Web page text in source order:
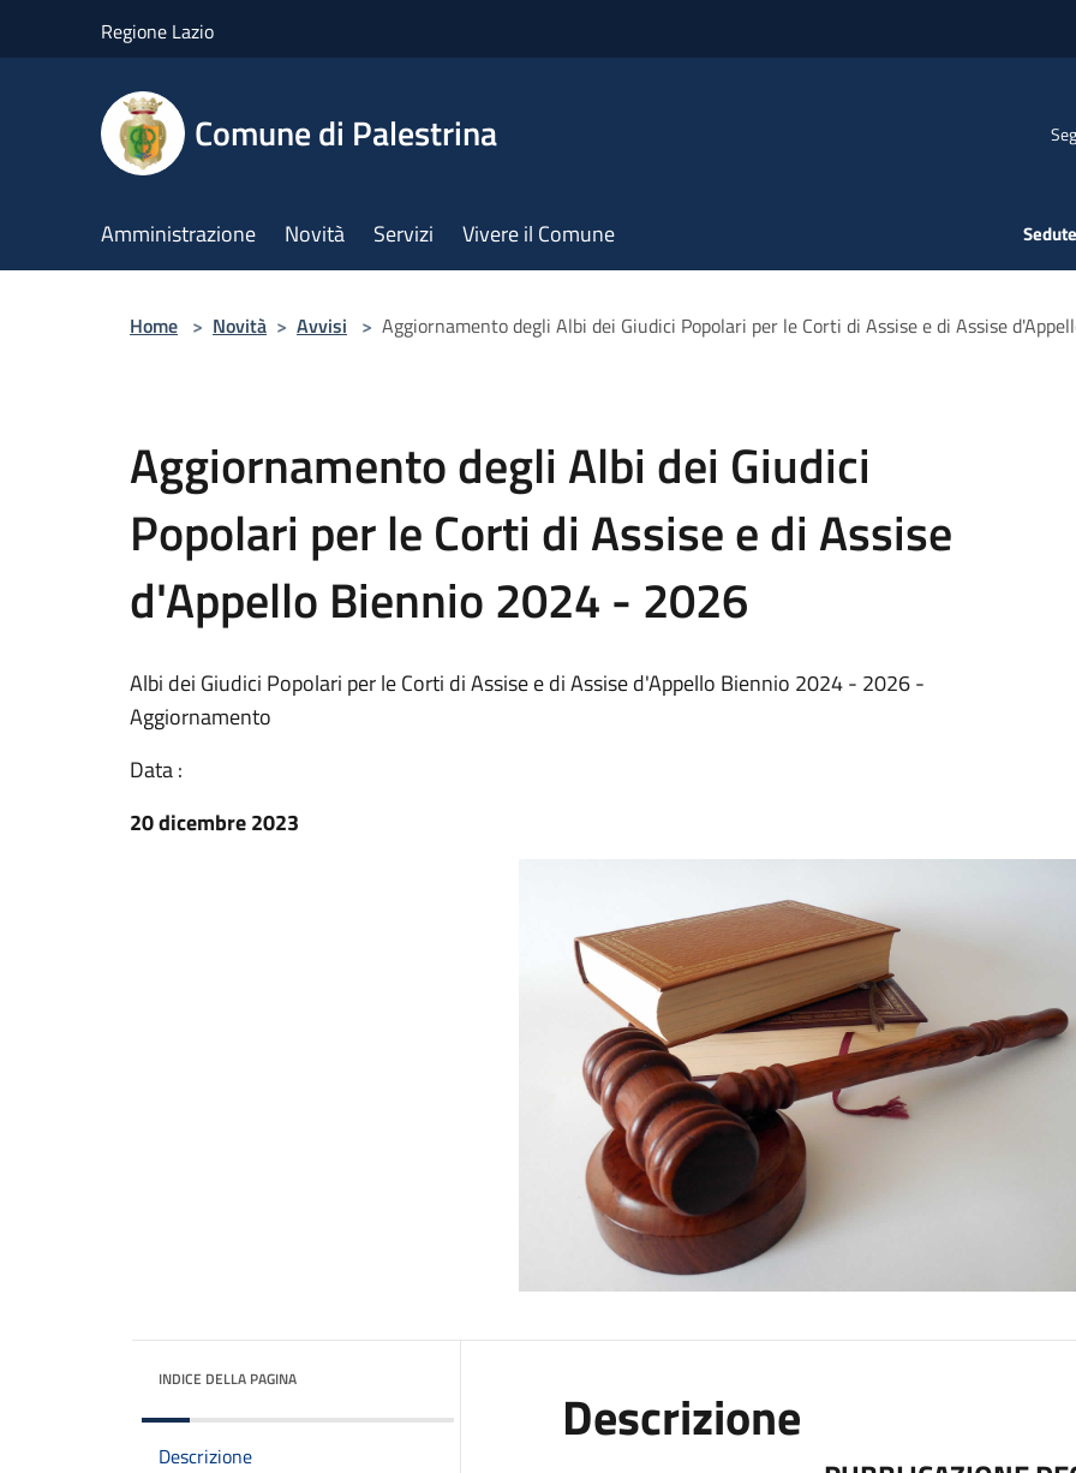
Regione Lazio
Comune di Palestrina
Amministrazione Novità Servizi Vivere il Comune
Home > Novità > Avvisi > Aggiornamento degli Albi dei Giudici Popolari per le Corti di Assise e di Assise
Aggiornamento degli Albi dei Giudici
Popolari per le Corti di Assise e di Assise
d'Appello Biennio 2024 - 2026
Albi dei Giudici Popolari per le Corti di Assise e di Assise d'Appello Biennio 2024 - 2026 -
Aggiornamento
Data :
20 dicembre 2023
INDICE DELLA PAGINA
Descrizione
Descrizione